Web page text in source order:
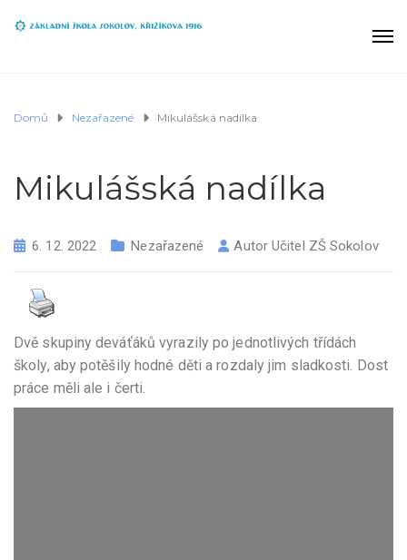
Domů Nezařazené Mikulášská nadílka
Mikulášská nadílka
6. 12. 2022 Nezařazené AutorUčitel ZŠ Sokolov
Dvě skupiny deváťáků vyrazily po jednotlivých třídách
školy, aby potěšily hodné děti a rozdaly jim sladkosti. Dost
práce měli ale i čerti.